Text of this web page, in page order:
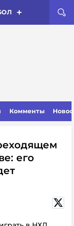
Комменты
его